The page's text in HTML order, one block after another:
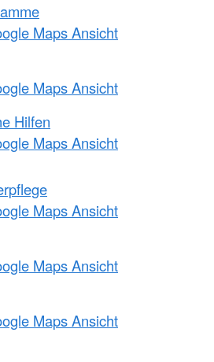
Maps Ansicht
Maps Ansicht
Hilfen
Maps Ansicht
Maps Ansicht
Maps Ansicht
Maps Ansicht